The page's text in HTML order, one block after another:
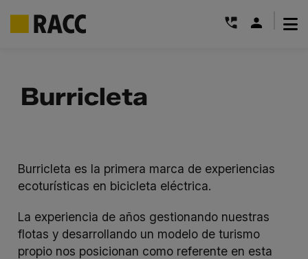
contenido
Burricleta
Burricleta es la primera marca de experiencias
ecoturísticas en bicicleta eléctrica.
La experiencia de años gestionando nuestras
flotas y desarrollando un modelo de turismo
propio nos posicionan como referente en esta